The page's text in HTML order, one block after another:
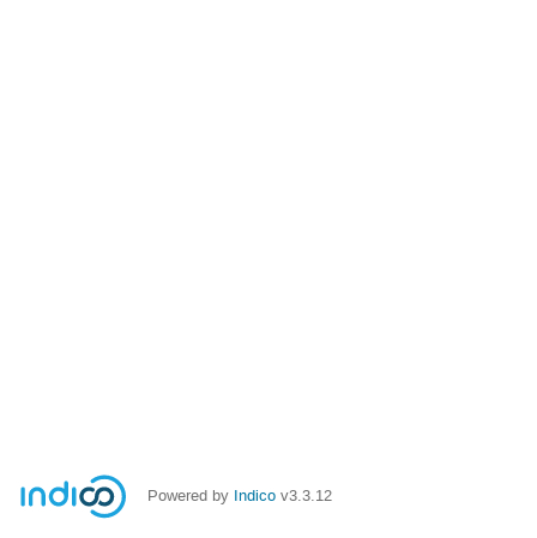
Powered by Indico v3.3.12